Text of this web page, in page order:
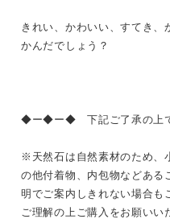
きれい、かわいい、すてき
かんだでしょう？
◆ー◆ー◆ 下記ご了承の上
※天然石は自然素材のため、
の他付着物、内包物などある
明でご案内しきれない場合も
ご理解の上ご購入をお願いい